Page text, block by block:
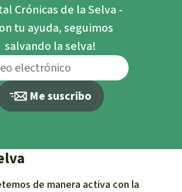
Crónicas de la Selva -
tu ayuda, seguimos
salvando la selva!
Me suscribo
de manera activa con la